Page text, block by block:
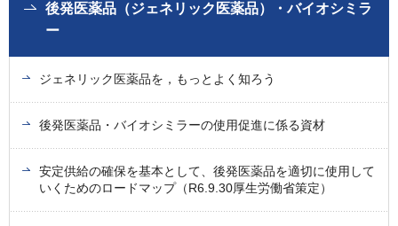
後発医薬品（ジェネリック医薬品）・バイオシミラ
ー
ジェネリック医薬品を，もっとよく知ろう
後発医薬品・バイオシミラーの使用促進に係る資材
安定供給の確保を基本として、後発医薬品を適切に使用して
いくためのロードマップ（R6.9.30厚生労働省策定）